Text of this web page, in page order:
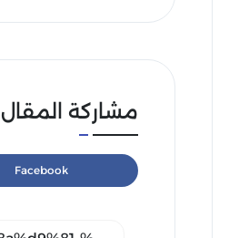
مشاركة المقال
Facebook